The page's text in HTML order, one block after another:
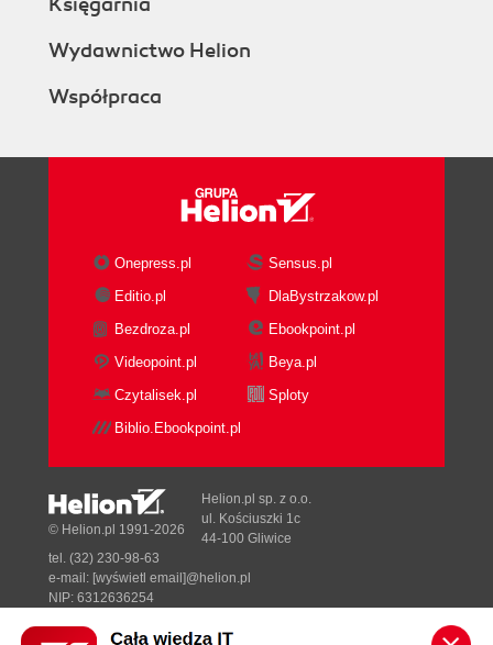
Wydawnictwo Helion
Współpraca
Onepress.pl
Sensus.pl
Editio.pl
DlaBystrzakow.pl
Bezdroza.pl
Ebookpoint.pl
Videopoint.pl
Beya.pl
Czytalisek.pl
Sploty
Biblio.Ebookpoint.pl
© Helion.pl 1991-2026
Helion.pl sp. z o.o.
ul. Kościuszki 1c
44-100 Gliwice
tel. (32) 230-98-63
e-mail: [wyświetl email]@helion.pl
NIP: 6312636254